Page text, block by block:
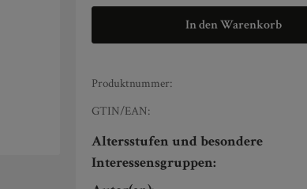
In den Warenkorb
Produktnummer:
GTIN/EAN:
Altersstufen und besondere
Interessensgruppen: